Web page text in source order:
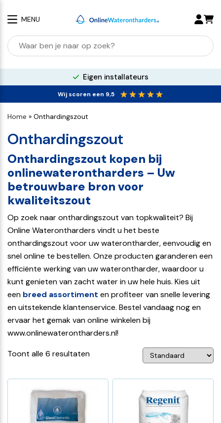
MENU
Zoeken
naar:
100% kalkvrij water
Wij scoren een 9,5
Home » Onthardingszout
Onthardingszout
Onthardingszout kopen bij
onlinewaterontharders – Uw
betrouwbare bron voor
kwaliteitszout
Op zoek naar onthardingszout van topkwaliteit? Bij
Online Waterontharders vindt u het beste
onthardingszout voor uw waterontharder, eenvoudig en
snel online te bestellen. Onze producten garanderen een
efficiënte werking van uw waterontharder, waardoor u
kunt genieten van zacht water in uw hele huis. Kies uit
een breed assortiment en profiteer van snelle levering
en uitstekende klantenservice. Bestel vandaag nog en
ervaar het gemak van online winkelen bij
www.onlinewaterontharders.nl!
Toont alle 6 resultaten